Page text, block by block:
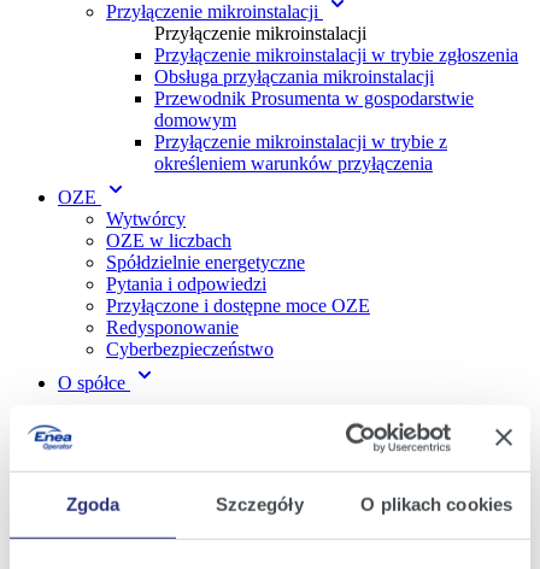
Zgoda Szczegóły O plikach cookies
Przyłączenie mikroinstalacji
Przyłączenie mikroinstalacji
Przyłączenie mikroinstalacji w trybie zgłoszenia
Obsługa przyłączania mikroinstalacji
Przewodnik Prosumenta w gospodarstwie
domowym
Przyłączenie mikroinstalacji w trybie z
określeniem warunków przyłączenia
OZE
Wytwórcy
OZE w liczbach
Spółdzielnie energetyczne
Pytania i odpowiedzi
Przyłączone i dostępne moce OZE
Redysponowanie
Cyberbezpieczeństwo
O spółce
Innowacje w Enei Operator